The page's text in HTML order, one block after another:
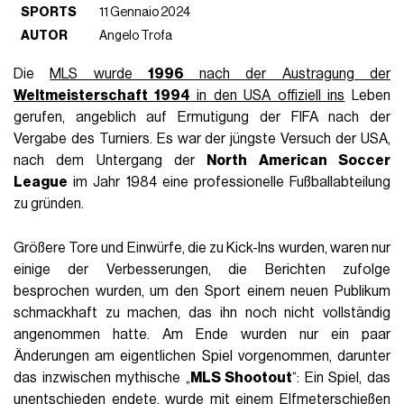
SPORTS
11 Gennaio 2024
AUTOR
Angelo Trofa
Die MLS wurde 1996 nach der Austragung der
Weltmeisterschaft 1994 in den USA offiziell ins Leben
gerufen, angeblich auf Ermutigung der FIFA nach der
Vergabe des Turniers. Es war der jüngste Versuch der USA,
nach dem Untergang der
North American Soccer
League im Jahr 1984 eine professionelle Fußballabteilung
zu gründen.
Größere Tore und Einwürfe, die zu Kick-Ins wurden, waren nur
einige der Verbesserungen, die Berichten zufolge
besprochen wurden, um den Sport einem neuen Publikum
schmackhaft zu machen, das ihn noch nicht vollständig
angenommen hatte. Am Ende wurden nur ein paar
Änderungen am eigentlichen Spiel vorgenommen, darunter
das inzwischen mythische „ MLS Shootout“: Ein Spiel, das
unentschieden endete, wurde mit einem Elfmeterschießen